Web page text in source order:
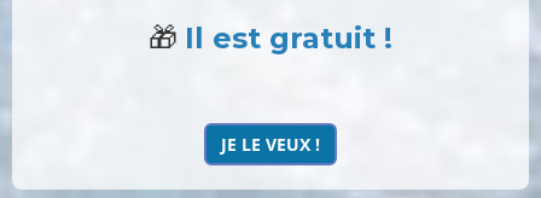
🎁 Il est gratuit !
JE LE VEUX !